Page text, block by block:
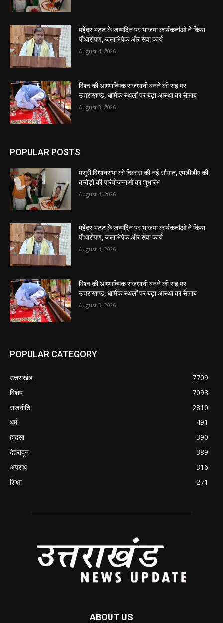
महेंद्र भट्ट के जन्मदिन पर भाजपा कार्यकर्ताओं ने किया
पौधारोपण, जलाभिषेक और सेवा कार्य
August 4, 2026
विश्व की आध्यात्मिक राजधानी बनने की राह पर
उत्तराखण्ड, धार्मिक स्थलों पर बढ़ा आस्था का सैलाब
August 3, 2026
POPULAR POSTS
मसूरी विधानसभा को विकास की नई सौगात, एमडीडीए की
करोड़ों की परियोजनाओं का शुभारंभ
August 4, 2026
महेंद्र भट्ट के जन्मदिन पर भाजपा कार्यकर्ताओं ने किया
पौधारोपण, जलाभिषेक और सेवा कार्य
August 4, 2026
विश्व की आध्यात्मिक राजधानी बनने की राह पर
उत्तराखण्ड, धार्मिक स्थलों पर बढ़ा आस्था का सैलाब
August 3, 2026
POPULAR CATEGORY
उत्तराखंड
7709
विशेष
7093
राजनीति
2810
धर्म
491
हादसा
390
देहरादून
389
अपराध
316
शिक्षा
271
ABOUT US